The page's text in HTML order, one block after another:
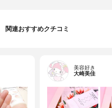
関連おすすめクチコミ
美容好き
大崎美佳